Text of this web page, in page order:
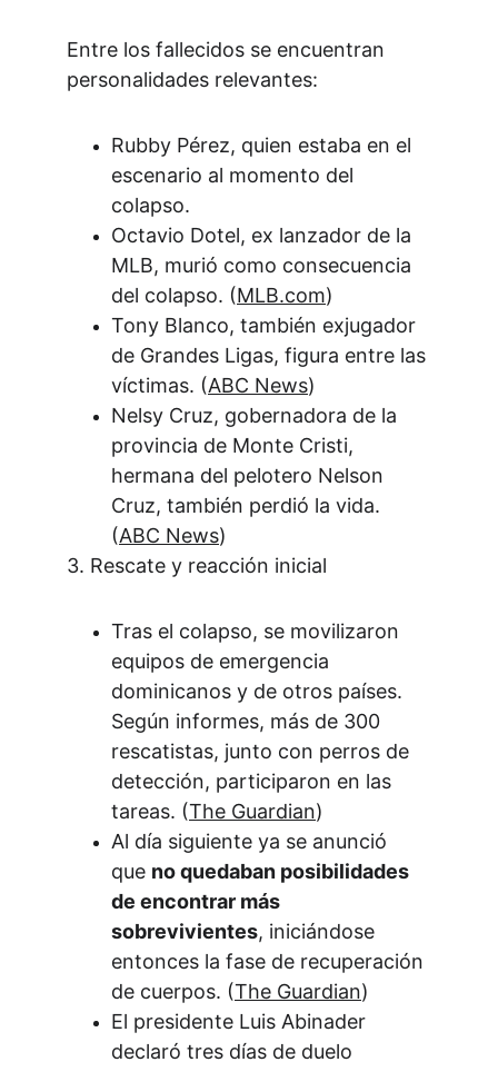
Entre los fallecidos se encuentran
personalidades relevantes:
Rubby Pérez, quien estaba en el
escenario al momento del
colapso.
Octavio Dotel, ex lanzador de la
MLB, murió como consecuencia
del colapso. (MLB.com)
Tony Blanco, también exjugador
de Grandes Ligas, figura entre las
víctimas. (ABC News)
Nelsy Cruz, gobernadora de la
provincia de Monte Cristi,
hermana del pelotero Nelson
Cruz, también perdió la vida.
(ABC News)
3. Rescate y reacción inicial
Tras el colapso, se movilizaron
equipos de emergencia
dominicanos y de otros países.
Según informes, más de 300
rescatistas, junto con perros de
detección, participaron en las
tareas. (The Guardian)
Al día siguiente ya se anunció
que no quedaban posibilidades
de encontrar más
sobrevivientes, iniciándose
entonces la fase de recuperación
de cuerpos. (The Guardian)
El presidente Luis Abinader
declaró tres días de duelo